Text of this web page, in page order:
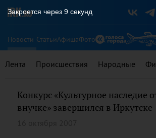
Новости СтатьиАфишаФото
Лента Происшествия Народные
Конкурс «Культурное наследие
внучке» завершился в Иркутске
Закроется через 9 секунд